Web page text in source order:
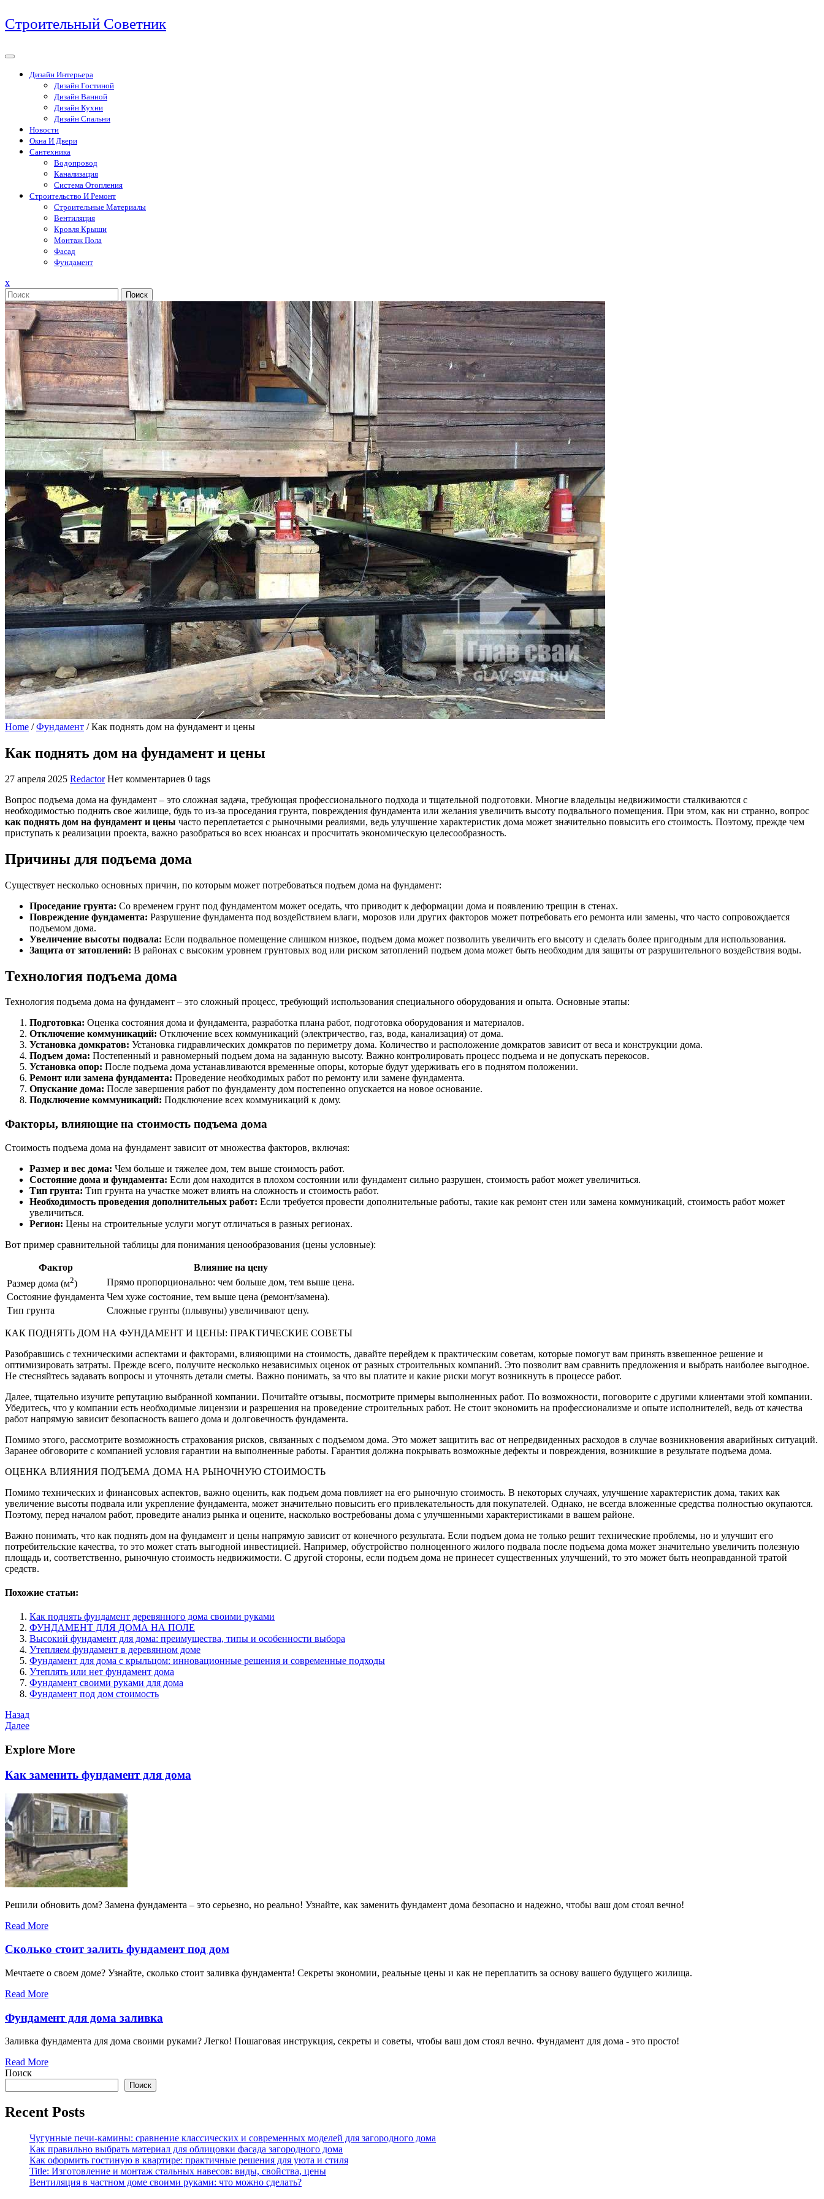
Перейти
к
Строительный Советник
Дизайн Интерьера
Дизайн Гостиной
Дизайн Ванной
Дизайн Кухни
Дизайн Спальни
Новости
Окна И Двери
Сантехника
Водопровод
Канализация
Система Отопления
Строительство И Ремонт
Строительные Материалы
Вентиляция
Кровля Крыши
Монтаж Пола
Фасад
Фундамент
xЗакрыть
меню
Поиск
Home /Фундамент /Как поднять дом на фундамент и цены
Как поднять дом на фундамент и цены
27 апреля 2025 Redactor Нет комментариев 0 tags
Вопрос подъема дома на фундамент – это сложная задача, требующая профессионального подхода и тщательной подготовки. Многие владельцы недвижимости сталкиваются с
необходимостью поднять свое жилище, будь то из-за проседания грунта, повреждения фундамента или желания увеличить высоту подвального помещения. При этом, как ни странно, вопрос
как поднять дом на фундамент и цены часто переплетается с рыночными реалиями, ведь улучшение характеристик дома может значительно повысить его стоимость. Поэтому, прежде чем
приступать к реализации проекта, важно разобраться во всех нюансах и просчитать экономическую целесообразность.
Причины для подъема дома
Существует несколько основных причин, по которым может потребоваться подъем дома на фундамент:
Проседание грунта: Со временем грунт под фундаментом может оседать, что приводит к деформации дома и появлению трещин в стенах.
Повреждение фундамента: Разрушение фундамента под воздействием влаги, морозов или других факторов может потребовать его ремонта или замены, что часто сопровождается
подъемом дома.
Увеличение высоты подвала: Если подвальное помещение слишком низкое, подъем дома может позволить увеличить его высоту и сделать более пригодным для использования.
Защита от затоплений: В районах с высоким уровнем грунтовых вод или риском затоплений подъем дома может быть необходим для защиты от разрушительного воздействия воды.
Технология подъема дома
Технология подъема дома на фундамент – это сложный процесс, требующий использования специального оборудования и опыта. Основные этапы:
Подготовка: Оценка состояния дома и фундамента, разработка плана работ, подготовка оборудования и материалов.
Отключение коммуникаций: Отключение всех коммуникаций (электричество, газ, вода, канализация) от дома.
Установка домкратов: Установка гидравлических домкратов по периметру дома. Количество и расположение домкратов зависит от веса и конструкции дома.
Подъем дома: Постепенный и равномерный подъем дома на заданную высоту. Важно контролировать процесс подъема и не допускать перекосов.
Установка опор: После подъема дома устанавливаются временные опоры, которые будут удерживать его в поднятом положении.
Ремонт или замена фундамента: Проведение необходимых работ по ремонту или замене фундамента.
Опускание дома: После завершения работ по фундаменту дом постепенно опускается на новое основание.
Подключение коммуникаций: Подключение всех коммуникаций к дому.
Факторы, влияющие на стоимость подъема дома
Стоимость подъема дома на фундамент зависит от множества факторов, включая:
Размер и вес дома: Чем больше и тяжелее дом, тем выше стоимость работ.
Состояние дома и фундамента: Если дом находится в плохом состоянии или фундамент сильно разрушен, стоимость работ может увеличиться.
Тип грунта: Тип грунта на участке может влиять на сложность и стоимость работ.
Необходимость проведения дополнительных работ: Если требуется провести дополнительные работы, такие как ремонт стен или замена коммуникаций, стоимость работ может
увеличиться.
Регион: Цены на строительные услуги могут отличаться в разных регионах.
Вот пример сравнительной таблицы для понимания ценообразования (цены условные):
Фактор
Влияние на цену
Размер дома (м2)
Прямо пропорционально: чем больше дом, тем выше цена.
Состояние фундамента Чем хуже состояние, тем выше цена (ремонт/замена).
Тип грунта
Сложные грунты (плывуны) увеличивают цену.
КАК ПОДНЯТЬ ДОМ НА ФУНДАМЕНТ И ЦЕНЫ: ПРАКТИЧЕСКИЕ СОВЕТЫ
Разобравшись с техническими аспектами и факторами, влияющими на стоимость, давайте перейдем к практическим советам, которые помогут вам принять взвешенное решение и
оптимизировать затраты. Прежде всего, получите несколько независимых оценок от разных строительных компаний. Это позволит вам сравнить предложения и выбрать наиболее выгодное.
Не стесняйтесь задавать вопросы и уточнять детали сметы. Важно понимать, за что вы платите и какие риски могут возникнуть в процессе работ.
Далее, тщательно изучите репутацию выбранной компании. Почитайте отзывы, посмотрите примеры выполненных работ. По возможности, поговорите с другими клиентами этой компании.
Убедитесь, что у компании есть необходимые лицензии и разрешения на проведение строительных работ. Не стоит экономить на профессионализме и опыте исполнителей, ведь от качества
работ напрямую зависит безопасность вашего дома и долговечность фундамента.
Помимо этого, рассмотрите возможность страхования рисков, связанных с подъемом дома. Это может защитить вас от непредвиденных расходов в случае возникновения аварийных ситуаций.
Заранее обговорите с компанией условия гарантии на выполненные работы. Гарантия должна покрывать возможные дефекты и повреждения, возникшие в результате подъема дома.
ОЦЕНКА ВЛИЯНИЯ ПОДЪЕМА ДОМА НА РЫНОЧНУЮ СТОИМОСТЬ
Помимо технических и финансовых аспектов, важно оценить, как подъем дома повлияет на его рыночную стоимость. В некоторых случаях, улучшение характеристик дома, таких как
увеличение высоты подвала или укрепление фундамента, может значительно повысить его привлекательность для покупателей. Однако, не всегда вложенные средства полностью окупаются.
Поэтому, перед началом работ, проведите анализ рынка и оцените, насколько востребованы дома с улучшенными характеристиками в вашем районе.
Важно понимать, что как поднять дом на фундамент и цены напрямую зависит от конечного результата. Если подъем дома не только решит технические проблемы, но и улучшит его
потребительские качества, то это может стать выгодной инвестицией. Например, обустройство полноценного жилого подвала после подъема дома может значительно увеличить полезную
площадь и, соответственно, рыночную стоимость недвижимости. С другой стороны, если подъем дома не принесет существенных улучшений, то это может быть неоправданной тратой
средств.
Похожие статьи:
Как поднять фундамент деревянного дома своими руками
ФУНДАМЕНТ ДЛЯ ДОМА НА ПОЛЕ
Высокий фундамент для дома: преимущества, типы и особенности выбора
Утепляем фундамент в деревянном доме
Фундамент для дома с крыльцом: инновационные решения и современные подходы
Утеплять или нет фундамент дома
Фундамент своими руками для дома
Фундамент под дом стоимость
Навигация
по
записям
Предыдущая
запись
Назад
Следующая
Далее
Explore More
Как заменить фундамент для дома
Решили обновить дом? Замена фундамента – это серьезно, но реально! Узнайте, как заменить фундамент дома безопасно и надежно, чтобы ваш дом стоял вечно!
Read More
Сколько стоит залить фундамент под дом
Мечтаете о своем доме? Узнайте, сколько стоит заливка фундамента! Секреты экономии, реальные цены и как не переплатить за основу вашего будущего жилища.
Read More
Фундамент для дома заливка
Заливка фундамента для дома своими руками? Легко! Пошаговая инструкция, секреты и советы, чтобы ваш дом стоял вечно. Фундамент для дома - это просто!
Read More
Поиск
Поиск
Recent Posts
Чугунные печи-камины: сравнение классических и современных моделей для загородного дома
Как правильно выбрать материал для облицовки фасада загородного дома
Как оформить гостиную в квартире: практичные решения для уюта и стиля
Title: Изготовление и монтаж стальных навесов: виды, свойства, цены
Вентиляция в частном доме своими руками: что можно сделать?